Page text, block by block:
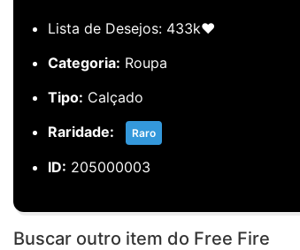
Lista de Desejos: 433k❤️
Categoria: Roupa
Tipo: Calçado
Raridade:
Raro
ID: 205000003
Buscar outro item do Free Fire